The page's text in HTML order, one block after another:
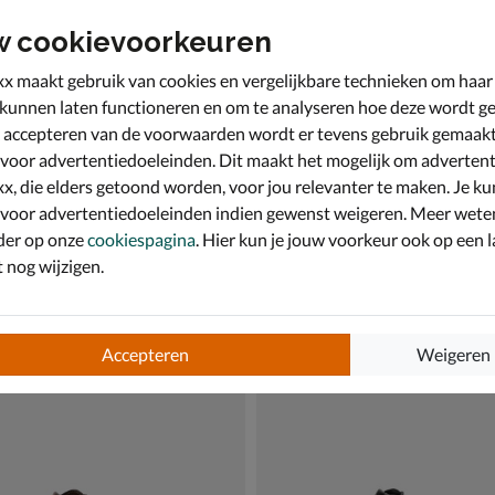
2
cookievoorkeuren
maakt gebruik van cookies en vergelijkbare technieken om
laten functioneren en om te analyseren hoe deze wordt
van de voorwaarden wordt er tevens gebruik
advertentiedoeleinden. Dit maakt het mogelijk om
die elders getoond worden, voor jou relevanter te maken. Je
advertentiedoeleinden indien gewenst weigeren. Meer
op onzecookiespagina. Hier kun je jouw voorkeur ook op een
nog wijzigen.
Accepteren Weigeren